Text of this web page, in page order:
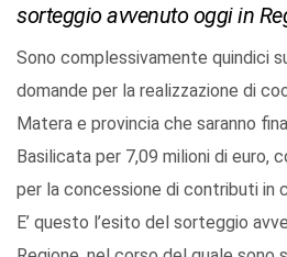
sorteggio avvenuto oggi in
Sono complessivamente quindici
domande per la realizzazione di
Matera e provincia che saranno
Basilicata per 7,09 milioni di euro,
per la concessione di contributi in
E’ questo l’esito del sorteggio